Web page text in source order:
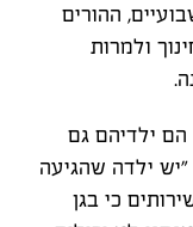
ההורים
ולמרות
ילדיהם גם
"יש ילדה שהגיעה
כי בגן